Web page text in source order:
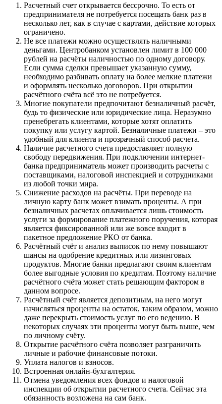
Расчетный счет открывается бессрочно. То есть от
предпринимателя не потребуется посещать банк раз в
несколько лет, как в случае с картами, действие которых
ограничено.
Не все платежи можно осуществлять наличными
деньгами. Центробанком установлен лимит в 100 000
рублей на расчёты наличностью по одному договору.
Если сумма сделки превышает указанную сумму,
необходимо разбивать оплату на более мелкие платежи
и оформлять несколько договоров. При открытии
расчётного счёта всё это не потребуется.
Многие покупатели предпочитают безналичный расчёт,
будь то физические или юридические лица. Неразумно
пренебрегать клиентами, которые хотят оплатить
покупку или услугу картой. Безналичные платежи – это
удобный для клиента и прозрачный способ расчета.
Наличие расчетного счета предоставляет полную
свободу передвижения. При подключении интернет-
банка предприниматель может производить расчеты с
поставщиками, налоговой инспекцией и сотрудниками
из любой точки мира.
Снижение расходов на расчёты. При переводе на
личную карту банк может взимать проценты. А при
безналичных расчетах оплачивается лишь стоимость
услуги за формирование платежного поручения, которая
является фиксированной или же вовсе входит в
пакетное предложение РКО от банка.
Расчётный счёт и анализ выписок по нему повышают
шансы на одобрение кредитных или лизинговых
продуктов. Многие банки предлагают своим клиентам
более выгодные условия по кредитам. Поэтому наличие
расчётного счёта может стать решающим фактором в
данном вопросе.
Расчётный счёт является депозитным, на него могут
начисляться проценты на остаток, таким образом, можно
даже перекрыть стоимость услуг по его ведению. В
некоторых случаях эти проценты могут быть выше, чем
по личному счёту.
Открытие расчётного счёта позволяет разграничить
личные и рабочие финансовые потоки.
Уплата налогов и взносов.
Встроенная онлайн-бухгалтерия.
Отмена уведомления всех фондов и налоговой
инспекции об открытии расчетного счета. Сейчас эта
обязанность возложена на сам банк.